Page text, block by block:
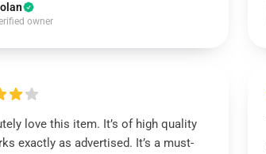
owner
love this item. It’s of high quality
exactly as advertised. It’s a must-